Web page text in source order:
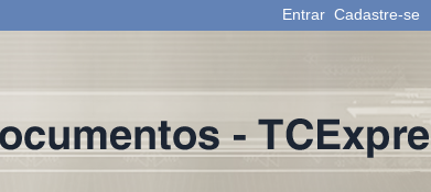
Entrar Cadastre-se